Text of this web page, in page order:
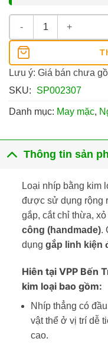
Nhíp 15Cm Loại Thẳng/
Lưu ý: Giá bán chưa
SKU:
SP002307
Danh mục: May mặc,
Thông tin sản
Loại nhíp bằng kim
được sử dụng rộng
gắp, cắt chỉ thừa,
công (handmade).
dụng gắp linh kiện
Hiên tại VPP Bến
kim loại bao gồm:
Nhíp thẳng có
vật thể ở vị trí dễ
cao.